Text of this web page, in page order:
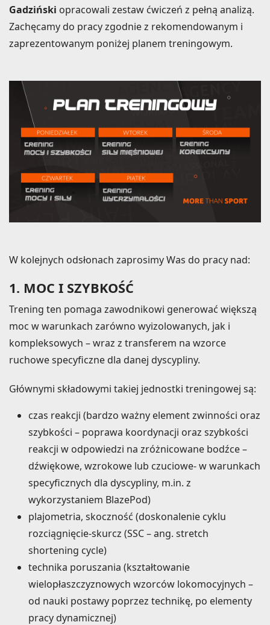
Gadziński opracowali zestaw ćwiczeń z pełną analizą.
Zachęcamy do pracy zgodnie z rekomendowanym i
zaprezentowanym poniżej planem treningowym.
W kolejnych odsłonach zaprosimy Was do pracy nad:
1. MOC I SZYBKOŚĆ
Trening ten pomaga zawodnikowi generować większą
moc w warunkach zarówno wyizolowanych, jak i
kompleksowych – wraz z transferem na wzorce
ruchowe specyficzne dla danej dyscypliny.
Głównymi składowymi takiej jednostki treningowej są:
czas reakcji (bardzo ważny element zwinności oraz
szybkości – poprawa koordynacji oraz szybkości
reakcji w odpowiedzi na zróżnicowane bodźce –
dźwiękowe, wzrokowe lub czuciowe- w warunkach
specyficznych dla dyscypliny, m.in. z
wykorzystaniem BlazePod)
plajometria, skoczność (doskonalenie cyklu
rozciągnięcie-skurcz (SSC – ang. stretch
shortening cycle)
technika poruszania (kształtowanie
wielopłaszczyznowych wzorców lokomocyjnych –
od nauki postawy poprzez technikę, po elementy
pracy dynamicznej)